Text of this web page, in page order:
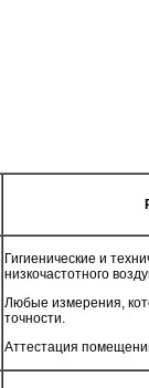
Гигиенические и
низкочастотного
Любые измерения,
точности.
Аттестация